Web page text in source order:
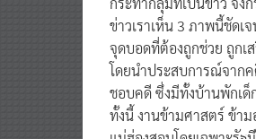
ข่าวเราเห็น 3 ภาพนี้ชัดเ
จุดบอดที่ต้องถูกช่วย ถูกเ
โดยนำประสบการณ์จาก
ชอบคดี ซึ่งมีทั้งบ้านพักเ
ทั้งนี้ งานข้ามศาสตร์ ข้า
แม่ฮ่องสอนโดยเฉพาะรั